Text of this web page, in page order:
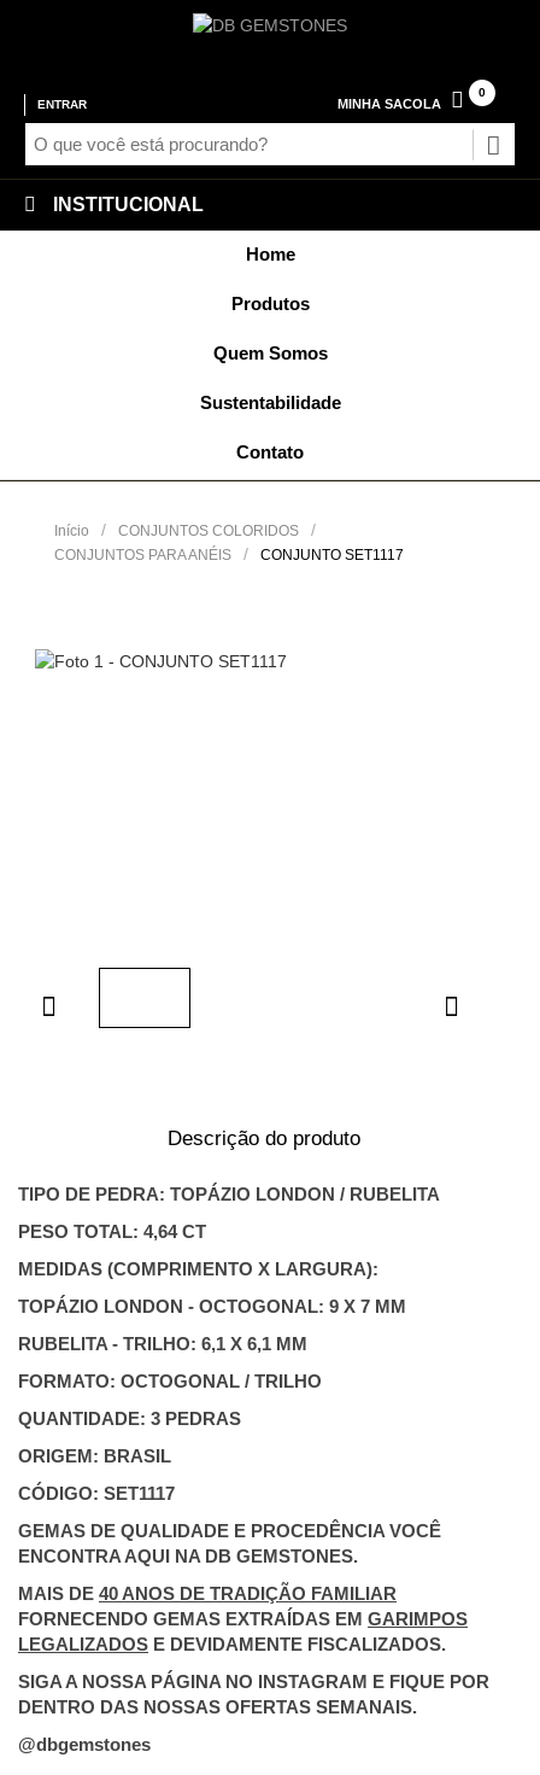
ENTRAR MINHA SACOLA
0
INSTITUCIONAL
Home
Produtos
Quem Somos
Sustentabilidade
Contato
Início / CONJUNTOS COLORIDOS /
CONJUNTOS PARA ANÉIS / CONJUNTO SET1117
Descrição do produto
TIPO DE PEDRA: TOPÁZIO LONDON / RUBELITA
PESO TOTAL: 4,64 CT
MEDIDAS (COMPRIMENTO X LARGURA):
TOPÁZIO LONDON - OCTOGONAL: 9 X 7 MM
RUBELITA - TRILHO: 6,1 X 6,1 MM
FORMATO: OCTOGONAL / TRILHO
QUANTIDADE: 3 PEDRAS
ORIGEM: BRASIL
CÓDIGO: SET1117
GEMAS DE QUALIDADE E PROCEDÊNCIA VOCÊ
ENCONTRA AQUI NA DB GEMSTONES.
MAIS DE 40 ANOS DE TRADIÇÃO FAMILIAR
FORNECENDO GEMAS EXTRAÍDAS EM GARIMPOS
LEGALIZADOS E DEVIDAMENTE FISCALIZADOS.
SIGA A NOSSA PÁGINA NO INSTAGRAM E FIQUE POR
DENTRO DAS NOSSAS OFERTAS SEMANAIS.
@dbgemstones